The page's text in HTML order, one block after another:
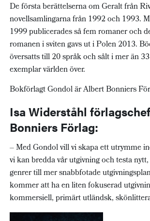
De första berättelserna om Geralt från
novellsamlingarna från 1992 och 1993.
1999 publicerades så fem romaner och
romanen i sviten gavs ut i Polen 2013.
översatts till 20 språk och sålt i mer än
exemplar världen över.
Bokförlagt Gondol är Albert Bonniers
Isa Widerståhl
Bonniers Förlag:
– Med Gondol vill vi skapa ett utrymme
vi kan bredda vår utgivning och testa
genrer till mer snabbfotade
kommer att ha en liten fokuserad
kommersiell, primärt utländsk,